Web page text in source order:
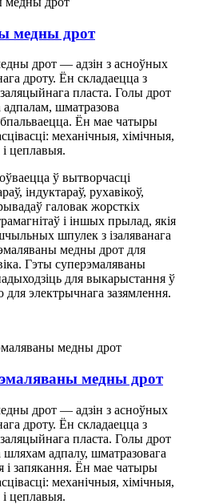
медны дрот
дрот — адзін з асноўных
дроту. Ён складаецца з
пласта. Голы дрот
адпалам, шматразова
Ён мае чатыры
механічныя, хімічныя,
цеплавыя.
ў вытворчасці
індуктараў, рухавікоў,
галовак жорсткіх
і іншых прылад, якія
шпулек з ізаляванага
медны дрот для
Гэты суперэмаляваны
для выкарыстання ў
для электрычнага зазямлення.
медны дрот
дрот — адзін з асноўных
дроту. Ён складаецца з
пласта. Голы дрот
шляхам адпалу, шматразовага
і запякання. Ён мае чатыры
механічныя, хімічныя,
цеплавыя.